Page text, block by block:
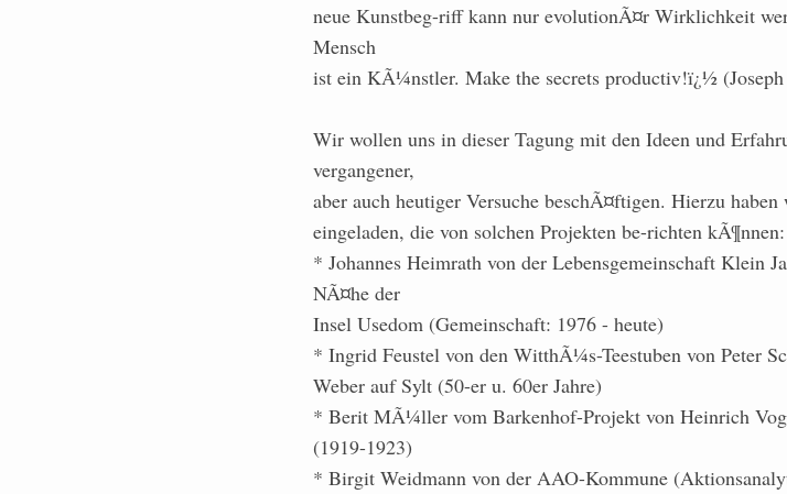
neue Kunstbeg-riff kann nur evolutionÃ¤r Wirklichkeit
Mensch
ist ein KÃ¼nstler. Make the secrets productiv!ï¿½
Wir wollen uns in dieser Tagung mit den Ideen und
vergangener,
aber auch heutiger Versuche beschÃ¤ftigen. Hierzu
eingeladen, die von solchen Projekten be-richten kÃ¶nnen:
* Johannes Heimrath von der Lebensgemeinschaft Klein
NÃ¤he der
Insel Usedom (Gemeinschaft: 1976 - heute)
* Ingrid Feustel von den WitthÃ¼s-Teestuben von Peter
Weber auf Sylt (50-er u. 60er Jahre)
* Berit MÃ¼ller vom Barkenhof-Projekt von Heinrich
(1919-1923)
* Birgit Weidmann von der AAO-Kommune